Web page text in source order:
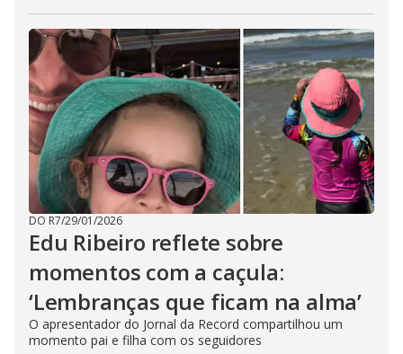
DO R7/29/01/2026
Edu Ribeiro reflete sobre
momentos com a caçula:
‘Lembranças que ficam na alma’
O apresentador do Jornal da Record compartilhou um
momento pai e filha com os seguidores